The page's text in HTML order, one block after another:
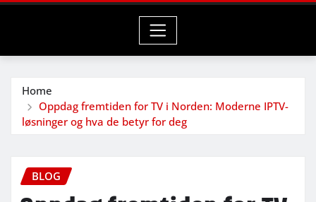
Home
Oppdag fremtiden for TV i Norden: Moderne IPTV-
løsninger og hva de betyr for deg
BLOG